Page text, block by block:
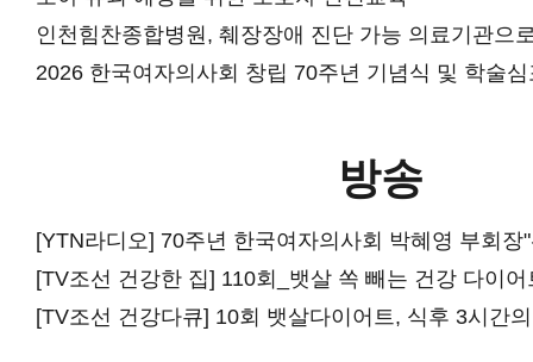
인천힘찬종합병원, 췌장장애 진단 가능 의료기관으
2026 한국여자의사회 창립 70주년 기념식 및 학술
방송
[TV조선 건강한 집] 110회_뱃살 쏙 빼는 건강 다이어
[TV조선 건강다큐] 10회 뱃살다이어트, 식후 3시간